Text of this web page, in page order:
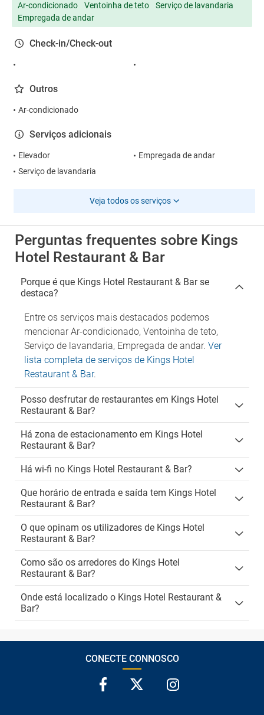
Ar-condicionado Ventoinha de teto
Serviço de lavandaria
Empregada de andar
Check-in/Check-out
Outros
Ar-condicionado
Serviços adicionais
Elevador
Empregada de andar
Serviço de lavandaria
Veja todos os serviços
Perguntas frequentes sobre Kings
Hotel Restaurant & Bar
Porque é que Kings Hotel Restaurant & Bar se
destaca?
Entre os serviços mais destacados podemos
mencionar Ar-condicionado, Ventoinha de teto,
Serviço de lavandaria, Empregada de andar. Ver
lista completa de serviços de Kings Hotel
Restaurant & Bar.
Posso desfrutar de restaurantes em Kings Hotel
Restaurant & Bar?
Há zona de estacionamento em Kings Hotel
Restaurant & Bar?
Há wi-fi no Kings Hotel Restaurant & Bar?
Que horário de entrada e saída tem Kings Hotel
Restaurant & Bar?
O que opinam os utilizadores de Kings Hotel
Restaurant & Bar?
Como são os arredores do Kings Hotel
Restaurant & Bar?
Onde está localizado o Kings Hotel Restaurant &
Bar?
CONECTE CONNOSCO